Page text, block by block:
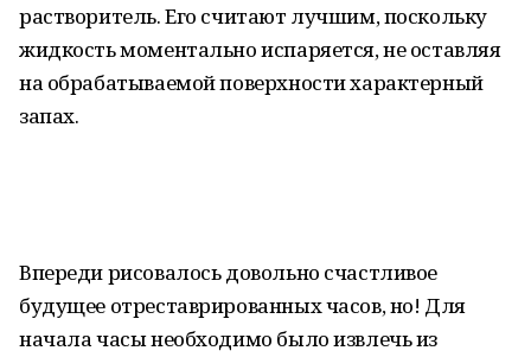
растворитель. Его считают лучшим, поскольку
жидкость моментально испаряется, не оставляя
на обрабатываемой поверхности характерный
запах.
Впереди рисовалось довольно счастливое
будущее отреставрированных часов, но! Для
начала часы необходимо было извлечь из